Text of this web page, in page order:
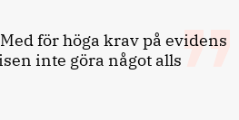
Med för höga krav på evidens
inte göra något alls